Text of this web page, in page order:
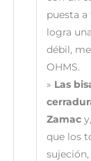
puesta a
logra
débil,
OHMS.
» Las
Zamac
que los
sujeción,